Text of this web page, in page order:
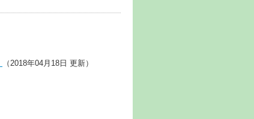
（2018年04月18日 更新）